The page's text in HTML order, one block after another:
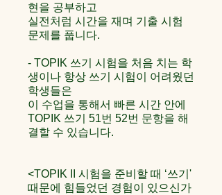
현을 공부하고
실전처럼 시간을 재며 기출 시험
문제를 풉니다.
- TOPIK 쓰기 시험을 처음 치는 학
생이나 항상 쓰기 시험이 어려웠던
학생들은
이 수업을 통해서 빠른 시간 안에
TOPIK 쓰기 51번 52번 문항을 해
결할 수 있습니다.
<TOPIK II 시험을 준비할 때 ‘쓰기'
때문에 힘들었던 경험이 있으신가